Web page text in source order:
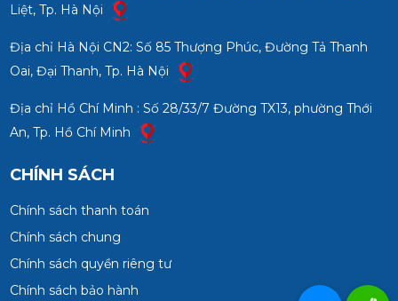
Liệt, Tp. Hà Nội
Địa chỉ Hà Nội CN2: Số 85 Thượng Phúc, Đường Tả Thanh
Oai, Đại Thanh, Tp. Hà Nội
Địa chỉ Hồ Chí Minh : Số 28/33/7 Đường TX13, phường Thới
An, Tp. Hồ Chí Minh
CHÍNH SÁCH
Chính sách thanh toán
Chính sách chung
Chính sách quyền riêng tư
Chính sách bảo hành